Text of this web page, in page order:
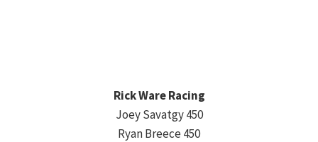
Rick Ware Racing
Joey Savatgy 450
Ryan Breece 450